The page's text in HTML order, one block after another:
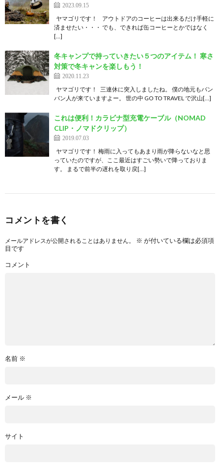
2023.09.15
ヤマゴリです！ アウトドアのコーヒーは出来るだけ手軽に
済ませたい・・・ でも、できれば缶コーヒーとかではなく
[…]
冬キャンプで持っていきたい５つのアイテム！ 寒さ
対策で冬キャンを楽しもう！
2020.11.23
ヤマゴリです！ 三連休に突入しましたね。 僕の地元もバン
バン人が来ていますよー。 世の中 GO TO TRAVEL で沢山[…]
これは便利！カラビナ型充電ケーブル（NOMAD
CLIP・ノマドクリップ）
2019.07.03
ヤマゴリです！ 梅雨に入ってもあまり雨が降らないなと思
っていたのですが、ここ最近はすごい勢いで降っておりま
す。 まるで前半の遅れを取り戻[…]
コメントを書く
メールアドレスが公開されることはありません。 ※ が付いている欄は必須項
目です
コメント
名前 ※
メール ※
サイト